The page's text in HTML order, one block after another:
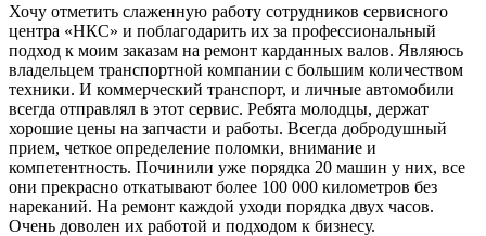
Хочу отметить слаженную работу сотрудников сервисного
центра «НКС» и поблагодарить их за профессиональный
подход к моим заказам на ремонт карданных валов. Являюсь
владельцем транспортной компании с большим количеством
техники. И коммерческий транспорт, и личные автомобили
всегда отправлял в этот сервис. Ребята молодцы, держат
хорошие цены на запчасти и работы. Всегда добродушный
прием, четкое определение поломки, внимание и
компетентность. Починили уже порядка 20 машин у них, все
они прекрасно откатывают более 100 000 километров без
нареканий. На ремонт каждой уходи порядка двух часов.
Очень доволен их работой и подходом к бизнесу.